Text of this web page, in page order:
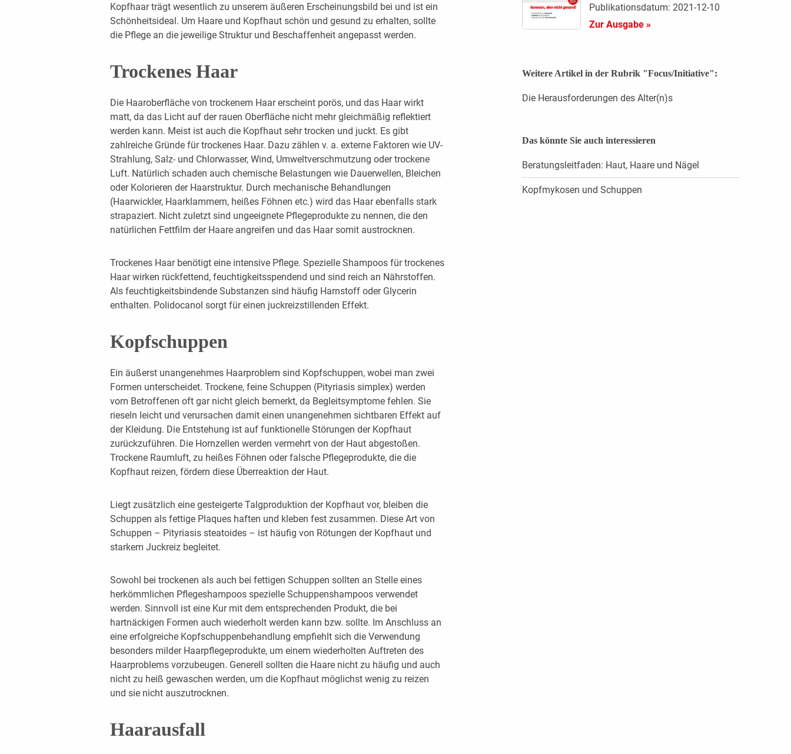
Kopfhaar trägt wesentlich zu unserem äußeren Erscheinungsbild bei und ist ein
Schönheitsideal. Um Haare und Kopfhaut schön und gesund zu erhalten, sollte
die Pflege an die jeweilige Struktur und Beschaffenheit angepasst werden.
Trockenes Haar
Die Haaroberfläche von trockenem Haar erscheint porös, und das Haar wirkt
matt, da das Licht auf der rauen Oberfläche nicht mehr gleichmäßig reflektiert
werden kann. Meist ist auch die Kopfhaut sehr trocken und juckt. Es gibt
zahlreiche Gründe für trockenes Haar. Dazu zählen v. a. externe Faktoren wie UV-
Strahlung, Salz- und Chlorwasser, Wind, Umweltverschmutzung oder trockene
Luft. Natürlich schaden auch chemische Belastungen wie Dauerwellen, Bleichen
oder Kolorieren der Haarstruktur. Durch mechanische Behandlungen
(Haarwickler, Haarklammern, heißes Föhnen etc.) wird das Haar ebenfalls stark
strapaziert. Nicht zuletzt sind ungeeignete Pflegeprodukte zu nennen, die den
natürlichen Fettfilm der Haare angreifen und das Haar somit austrocknen.
Trockenes Haar benötigt eine intensive Pflege. Spezielle Shampoos für trockenes
Haar wirken rückfettend, feuchtigkeitsspendend und sind reich an Nährstoffen.
Als feuchtigkeitsbindende Substanzen sind häufig Harnstoff oder Glycerin
enthalten. Polidocanol sorgt für einen juckreizstillenden Effekt.
Kopfschuppen
Ein äußerst unangenehmes Haarproblem sind Kopfschuppen, wobei man zwei
Formen unterscheidet. Trockene, feine Schuppen (Pityriasis simplex) werden
vom Betroffenen oft gar nicht gleich bemerkt, da Begleitsymptome fehlen. Sie
rieseln leicht und verursachen damit einen unangenehmen sichtbaren Effekt auf
der Kleidung. Die Entstehung ist auf funktionelle Störungen der Kopfhaut
zurückzuführen. Die Hornzellen werden vermehrt von der Haut abgestoßen.
Trockene Raumluft, zu heißes Föhnen oder falsche Pflegeprodukte, die die
Kopfhaut reizen, fördern diese Überreaktion der Haut.
Liegt zusätzlich eine gesteigerte Talgproduktion der Kopfhaut vor, bleiben die
Schuppen als fettige Plaques haften und kleben fest zusammen. Diese Art von
Schuppen – Pityriasis steatoides – ist häufig von Rötungen der Kopfhaut und
starkem Juckreiz begleitet.
Sowohl bei trockenen als auch bei fettigen Schuppen sollten an Stelle eines
herkömmlichen Pflegeshampoos spezielle Schuppenshampoos verwendet
werden. Sinnvoll ist eine Kur mit dem entsprechenden Produkt, die bei
hartnäckigen Formen auch wiederholt werden kann bzw. sollte. Im Anschluss an
eine erfolgreiche Kopfschuppenbehandlung empfiehlt sich die Verwendung
besonders milder Haarpflegeprodukte, um einem wiederholten Auftreten des
Haarproblems vorzubeugen. Generell sollten die Haare nicht zu häufig und auch
nicht zu heiß gewaschen werden, um die Kopfhaut möglichst wenig zu reizen
und sie nicht auszutrocknen.
Haarausfall
Publikationsdatum: 2021-12-10
Zur Ausgabe »
Weitere Artikel in der Rubrik "Focus/Initiative":
Die Herausforderungen des Alter(n)s
Das könnte Sie auch interessieren
Beratungsleitfaden: Haut, Haare und Nägel
Kopfmykosen und Schuppen